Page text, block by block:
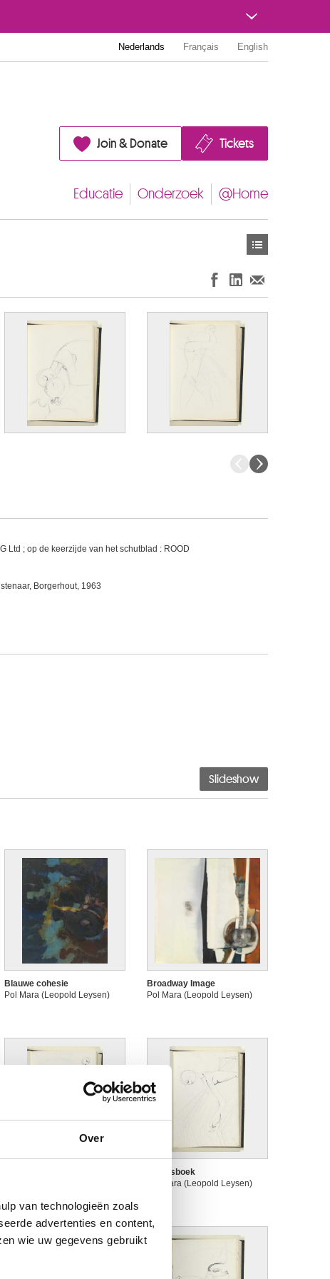
Over
van technologieën zoals
advertenties en content,
wie uw gegevens gebruikt
Nederlands Français English
Join & Donate Tickets
Educatie Onderzoek @Home
Ltd ; op de keerzijde van het schutblad : ROOD
Borgerhout, 1963
Slideshow
Blauwe cohesie
Pol Mara (Leopold Leysen)
Broadway Image
Pol Mara (Leopold Leysen)
Schetsboek
Pol Mara (Leopold Leysen)